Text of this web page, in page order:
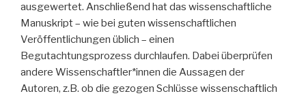
ausgewertet. Anschließend hat das wissenschaftliche
Manuskript – wie bei guten wissenschaftlichen
Veröffentlichungen üblich – einen
Begutachtungsprozess durchlaufen. Dabei überprüfen
andere Wissenschaftler*innen die Aussagen der
Autoren, z.B. ob die gezogen Schlüsse wissenschaftlich